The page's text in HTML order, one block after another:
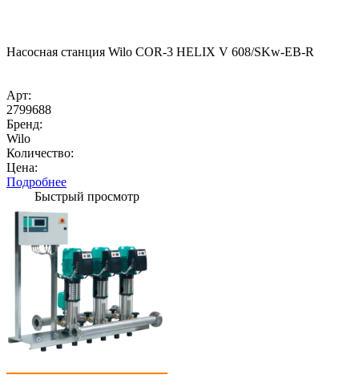
Насосная станция Wilo COR-3 HELIX V 608/SKw-EB-R
Арт:
2799688
Бренд:
Wilo
Количество:
Цена:
Подробнее
Быстрый просмотр